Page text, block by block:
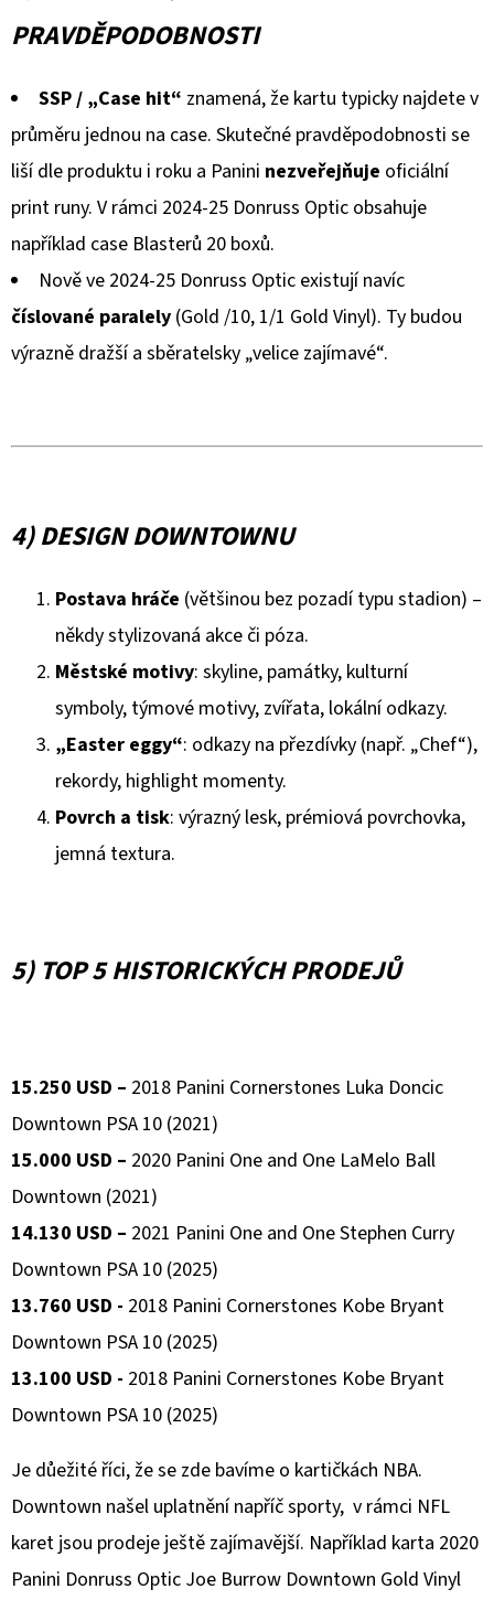
PRAVDĚPODOBNOSTI
SSP / „Case hit“ znamená, že kartu typicky najdete v
průměru jednou na case. Skutečné pravděpodobnosti se
liší dle produktu i roku a Panini nezveřejňuje oficiální
print runy. V rámci 2024-25 Donruss Optic obsahuje
například case Blasterů 20 boxů.
Nově ve 2024-25 Donruss Optic existují navíc
číslované paralely (Gold /10, 1/1 Gold Vinyl). Ty budou
výrazně dražší a sběratelsky „velice zajímavé“.
4) DESIGN DOWNTOWNU
Postava hráče (většinou bez pozadí typu stadion) –
někdy stylizovaná akce či póza.
Městské motivy: skyline, památky, kulturní
symboly, týmové motivy, zvířata, lokální odkazy.
„Easter eggy“: odkazy na přezdívky (např. „Chef“),
rekordy, highlight momenty.
Povrch a tisk: výrazný lesk, prémiová povrchovka,
jemná textura.
5) TOP 5 HISTORICKÝCH PRODEJŮ
15.250 USD – 2018 Panini Cornerstones Luka Doncic
Downtown PSA 10 (2021)
15.000 USD – 2020 Panini One and One LaMelo Ball
Downtown (2021)
14.130 USD – 2021 Panini One and One Stephen Curry
Downtown PSA 10 (2025)
13.760 USD - 2018 Panini Cornerstones Kobe Bryant
Downtown PSA 10 (2025)
13.100 USD - 2018 Panini Cornerstones Kobe Bryant
Downtown PSA 10 (2025)
Je důežité říci, že se zde bavíme o kartičkách NBA.
Downtown našel uplatnění napříč sporty, v rámci NFL
karet jsou prodeje ještě zajímavější. Například karta 2020
Panini Donruss Optic Joe Burrow Downtown Gold Vinyl